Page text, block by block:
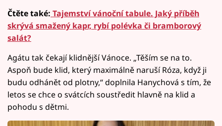
Čtěte také: Tajemství vánoční tabule. Jaký příběh
skrývá smažený kapr, rybí polévka či bramborový
salát?
Agátu tak čekají klidnější Vánoce. „Těším se na to.
Aspoň bude klid, který maximálně naruší Róza, když ji
budu odhánět od plotny,“ doplnila Hanychová s tím, že
letos se chce o svátcích soustředit hlavně na klid a
pohodu s dětmi.